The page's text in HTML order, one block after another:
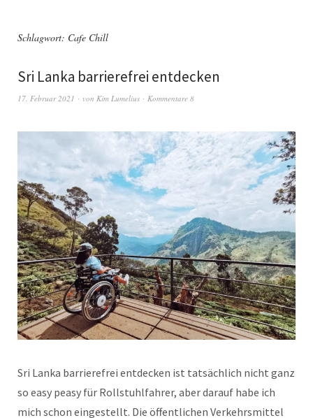
Schlagwort: Cafe Chill
Sri Lanka barrierefrei entdecken
17. Februar 2021 von Kim Lumelius Kommentare 8
Sri Lanka barrierefrei entdecken ist tatsächlich nicht ganz
so easy peasy für Rollstuhlfahrer, aber darauf habe ich
mich schon eingestellt. Die öffentlichen Verkehrsmittel